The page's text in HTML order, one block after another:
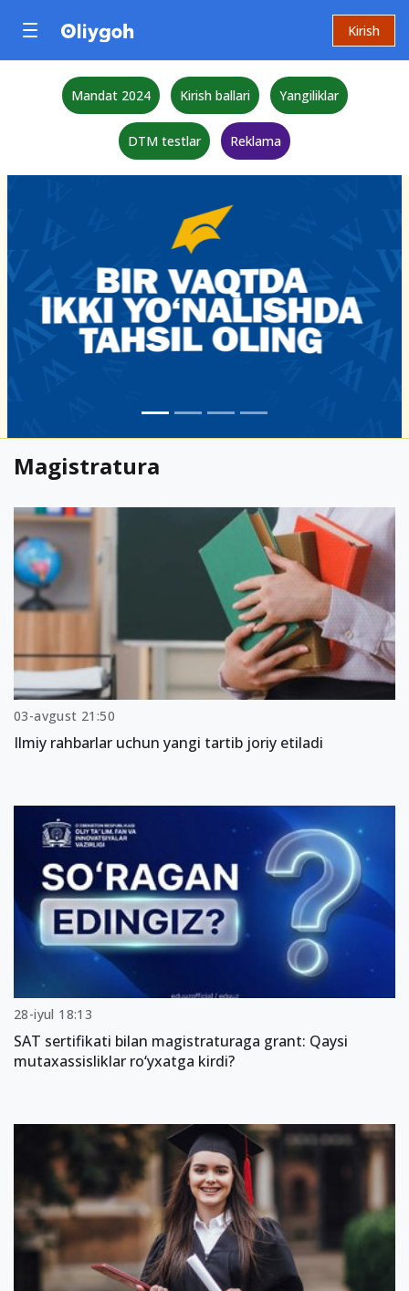
Kirish
Mandat 2024 Kirish ballari Yangiliklar
DTM testlar Reklama
Magistratura
03-avgust 21:50
Ilmiy rahbarlar uchun yangi tartib joriy etiladi
28-iyul 18:13
SAT sertifikati bilan magistraturaga grant: Qaysi
mutaxassisliklar ro‘yxatga kirdi?